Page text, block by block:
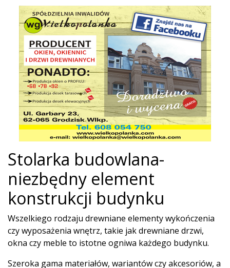
Stolarka budowlana-
niezbędny element
konstrukcji budynku
Wszelkiego rodzaju drewniane elementy wykończenia
czy wyposażenia wnętrz, takie jak drewniane drzwi,
okna czy meble to istotne ogniwa każdego budynku.
Szeroka gama materiałów, wariantów czy akcesoriów, a